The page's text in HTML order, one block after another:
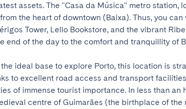
assets. The "Casa da Música" metro station,
the heart of downtown (Baixa). Thus, you
Tower, Lello Bookstore, and the vibrant
end of the day to the comfort and tranquillity of
ideal base to explore Porto, this location is
to excellent road access and transport
of immense tourist importance. In less than an
centre of Guimarães (the birthplace of